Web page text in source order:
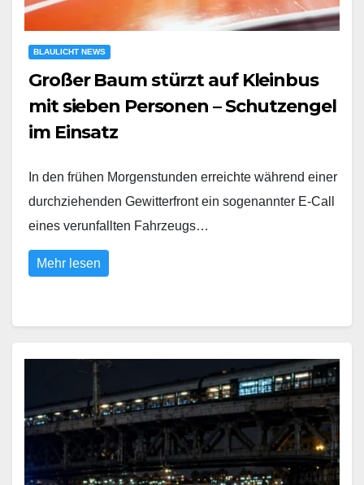
BLAULICHT NEWS
Großer Baum stürzt auf Kleinbus
mit sieben Personen – Schutzengel
im Einsatz
In den frühen Morgenstunden erreichte während einer
durchziehenden Gewitterfront ein sogenannter E-Call
eines verunfallten Fahrzeugs…
Mehr lesen